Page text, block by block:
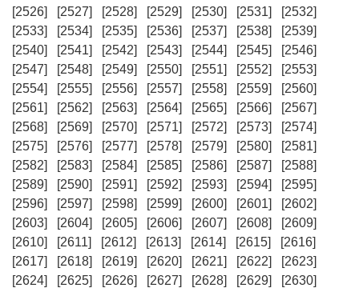
[2526]
[2527] [2528] [2529] [2530] [2531]
[2532]
[2533]
[2534] [2535] [2536] [2537] [2538]
[2539]
[2540]
[2541] [2542] [2543] [2544] [2545]
[2546]
[2547]
[2548] [2549] [2550] [2551] [2552]
[2553]
[2554]
[2555] [2556] [2557] [2558] [2559]
[2560]
[2561]
[2562] [2563] [2564] [2565] [2566]
[2567]
[2568]
[2569] [2570] [2571] [2572] [2573]
[2574]
[2575]
[2576] [2577] [2578] [2579] [2580]
[2581]
[2582]
[2583] [2584] [2585] [2586] [2587]
[2588]
[2589]
[2590] [2591] [2592] [2593] [2594]
[2595]
[2596]
[2597] [2598] [2599] [2600] [2601]
[2602]
[2603]
[2604] [2605] [2606] [2607] [2608]
[2609]
[2610]
[2611] [2612] [2613] [2614] [2615]
[2616]
[2617]
[2618] [2619] [2620] [2621] [2622]
[2623]
[2624]
[2625] [2626] [2627] [2628] [2629]
[2630]